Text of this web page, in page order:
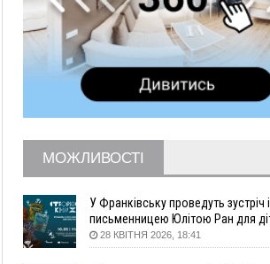
справу закрили
10:45
У Франківську, Коломиї, Долині та
серпня зафіксували рекордну спеку
Змушував надсилати інтимні фото: на
Прикарпатті затримали підозрюваного
розбещенні малолітньої
податку
Прикарпатті до кінця п'ятниці
08:45
Нафтогазову площу на межі
Львівщини повторно виставили на
МОЖЛИВОСТІ
У Франківську проведуть зустріч
письменницею Юлітою Ран для
говоритимуть про серію книг про
28 КВІТНЯ 2026, 18:41